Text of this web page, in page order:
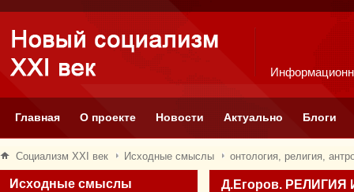
Главная О проекте Новости Актуально Блоги
Социализм XXI век Исходные смыслы онтология, религия,
Исходные смыслы Д.Егоров.